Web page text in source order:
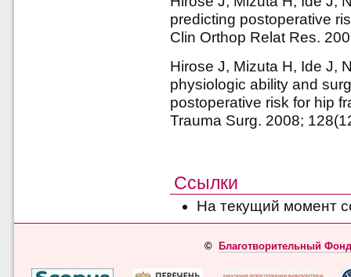
predicting postoperative
Clin Orthop Relat Res.
Hirose J, Mizuta H, Ide J,
physiologic ability and
postoperative risk for hip
Trauma Surg. 2008;
Ссылки
На текущий момент
© Благотворительный